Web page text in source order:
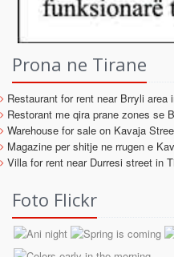
Prona ne Tirane
Restaurant for rent near Brryli area
Restorant me qira prane zones se
Warehouse for sale on Kavaja
Magazine per shitje ne rrugen e
Villa for rent near Durresi street in
Foto Flickr